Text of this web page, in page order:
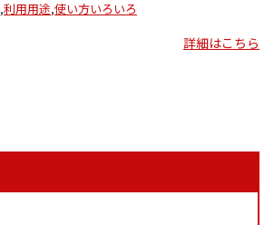
,利用用途,使い方いろいろ
詳細はこちら